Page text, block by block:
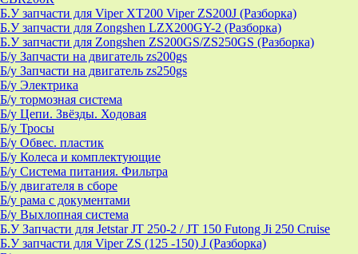
Б.У запчасти для Viper XT200 Viper ZS200J (Разборка)
Б.У запчасти для Zongshen LZX200GY-2 (Разборка)
Б.У запчасти для Zongshen ZS200GS/ZS250GS (Разборка)
Б/у Запчасти на двигатель zs200gs
Б/у Запчасти на двигатель zs250gs
Б/у Электрика
Б/у тормозная система
Б/у Цепи. Звёзды. Ходовая
Б/у Тросы
Б/у Обвес. пластик
Б/у Колеса и комплектующие
Б/у Система питания. Фильтра
Б/у двигателя в сборе
Б/у рама с документами
Б/у Выхлопная система
Б.У Запчасти для Jetstar JT 250-2 / JT 150 Futong Ji 250 Cruise
Б.У запчасти для Viper ZS (125 -150) J (Разборка)